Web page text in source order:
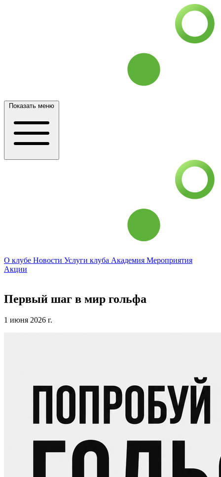
Показать меню
О клубе Новости Услуги клуба Академия Мероприятия
Акции
Первый шаг в мир гольфа
1 июня 2026 г.